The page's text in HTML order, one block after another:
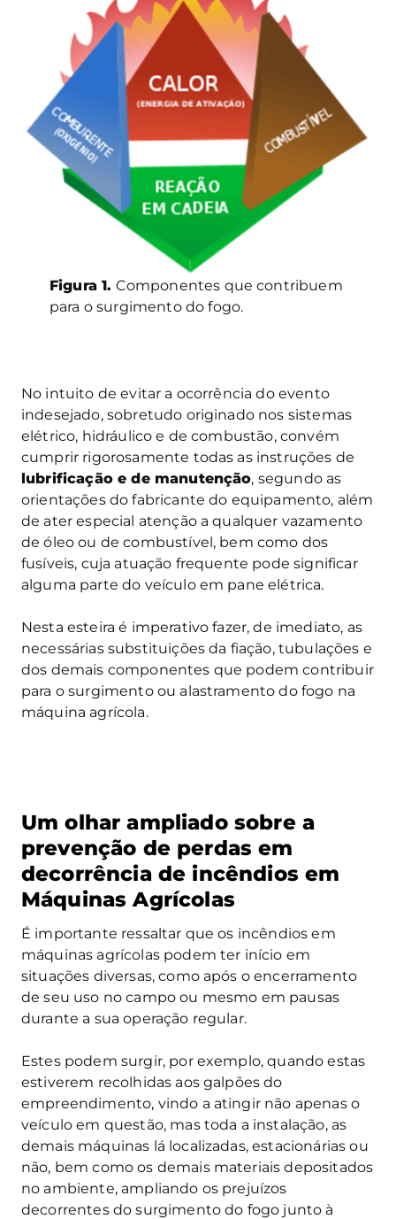
Figura 1. Componentes que contribuem
para o surgimento do fogo.
No intuito de evitar a ocorrência do evento
indesejado, sobretudo originado nos sistemas
elétrico, hidráulico e de combustão, convém
cumprir rigorosamente todas as instruções de
lubrificação e de manutenção, segundo as
orientações do fabricante do equipamento, além
de ater especial atenção a qualquer vazamento
de óleo ou de combustível, bem como dos
fusíveis, cuja atuação frequente pode significar
alguma parte do veículo em pane elétrica.
Nesta esteira é imperativo fazer, de imediato, as
necessárias substituições da fiação, tubulações e
dos demais componentes que podem contribuir
para o surgimento ou alastramento do fogo na
máquina agrícola.
Um olhar ampliado sobre a
prevenção de perdas em
decorrência de incêndios em
Máquinas Agrícolas
É importante ressaltar que os incêndios em
máquinas agrícolas podem ter início em
situações diversas, como após o encerramento
de seu uso no campo ou mesmo em pausas
durante a sua operação regular.
Estes podem surgir, por exemplo, quando estas
estiverem recolhidas aos galpões do
empreendimento, vindo a atingir não apenas o
veículo em questão, mas toda a instalação, as
demais máquinas lá localizadas, estacionárias ou
não, bem como os demais materiais depositados
no ambiente, ampliando os prejuízos
decorrentes do surgimento do fogo junto à